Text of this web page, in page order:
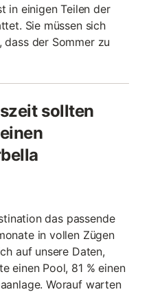
in einigen Teilen der
Sie müssen sich
dass der Sommer zu
sollten
das passende
in vollen Zügen
auf unsere Daten,
einen Pool, 81 % einen
Worauf warten